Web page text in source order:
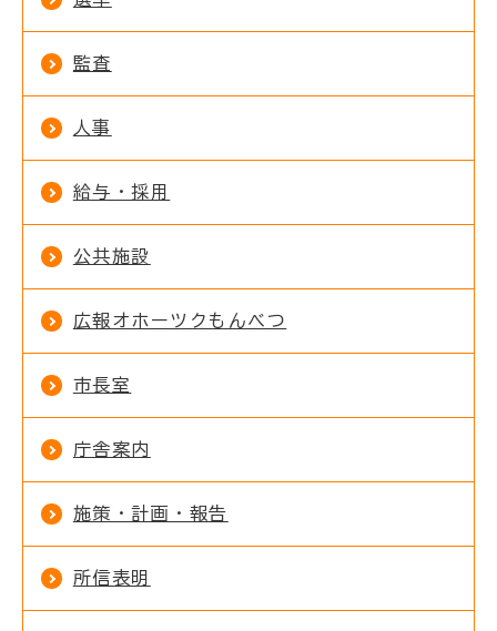
監査
人事
給与・採用
公共施設
広報オホーツクもんべつ
市長室
庁舎案内
施策・計画・報告
所信表明